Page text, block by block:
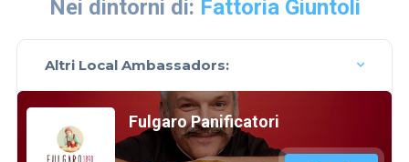
Nei dintorni di: Fattoria Giuntoli
Altri Local Ambassadors:
Fulgaro Panificatori